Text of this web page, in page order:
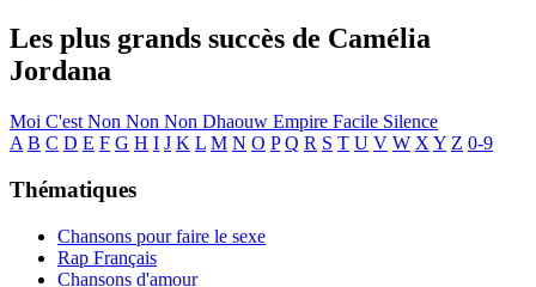
Les plus grands succès de Camélia
Jordana
Moi C'est Non Non Non Dhaouw Empire Facile Silence
A B C D E F G H I J K L M N O P Q R S T U V W X Y Z 0-9
Thématiques
Chansons pour faire le sexe
Rap Français
Chansons d'amour